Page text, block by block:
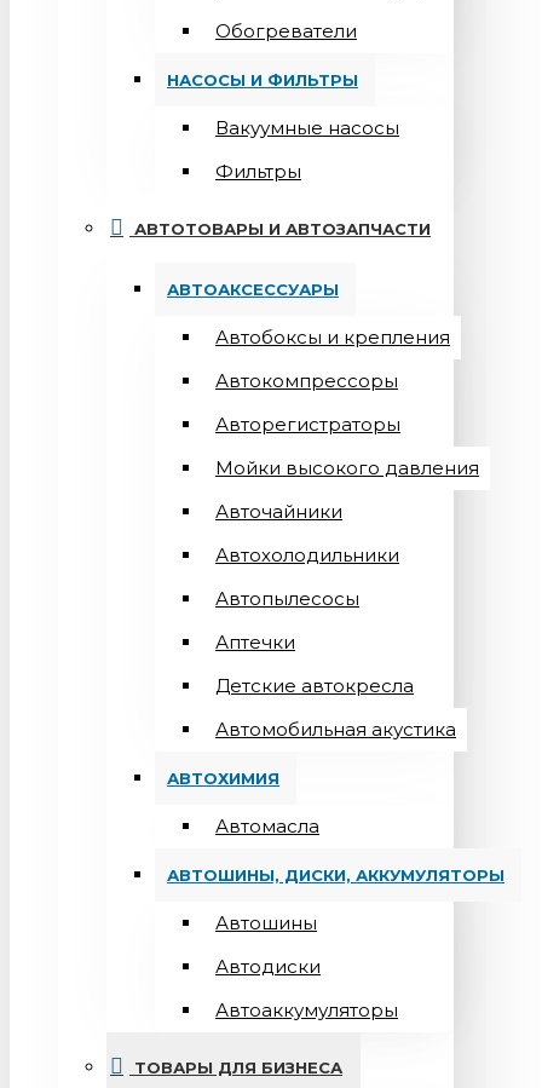
Обогреватели
НАСОСЫ И ФИЛЬТРЫ
Вакуумные насосы
Фильтры
АВТОТОВАРЫ И АВТОЗАПЧАСТИ
АВТОАКСЕССУАРЫ
Автобоксы и крепления
Автокомпрессоры
Авторегистраторы
Мойки высокого давления
Авточайники
Автохолодильники
Автопылесосы
Аптечки
Детские автокресла
Автомобильная акустика
АВТОХИМИЯ
Автомасла
АВТОШИНЫ, ДИСКИ, АККУМУЛЯТОРЫ
Автошины
Автодиски
Автоаккумуляторы
ТОВАРЫ ДЛЯ БИЗНЕСА